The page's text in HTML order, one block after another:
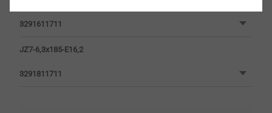
3291611711
JZ7-6,3x185-E16,2
3291811711